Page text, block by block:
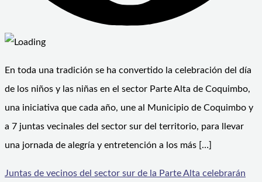
En toda una tradición se ha convertido la celebración del día
de los niños y las niñas en el sector Parte Alta de Coquimbo,
una iniciativa que cada año, une al Municipio de Coquimbo y
a 7 juntas vecinales del sector sur del territorio, para llevar
una jornada de alegría y entretención a los más […]
Juntas de vecinos del sector sur de la Parte Alta celebrarán